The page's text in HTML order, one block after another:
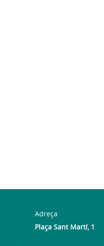
Adreça
Plaça Sant Martí, 1